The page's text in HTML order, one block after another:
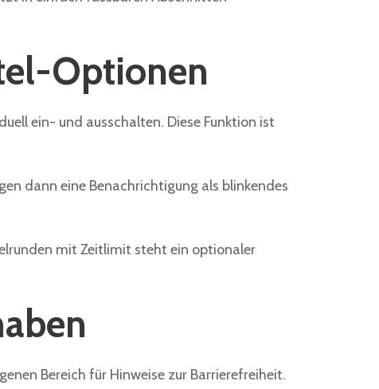
Optionen
ein- und ausschalten. Diese Funktion ist
dann eine Benachrichtigung als blinkendes
mit Zeitlimit steht ein optionaler
Bereich für Hinweise zur Barrierefreiheit.